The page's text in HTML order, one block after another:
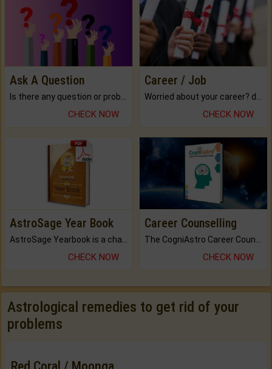
Ask A Question
Is there any question or problem lingering.
CHECK NOW
Career / Job
Worried about your career? don't know what is.
CHECK NOW
AstroSage Year Book
AstroSage Yearbook is a channel to fulfill your dreams and destiny.
CHECK NOW
Career Counselling
The CogniAstro Career Counselling Report is the most comprehensive report available on this topic.
CHECK NOW
Astrological remedies to get rid of your
problems